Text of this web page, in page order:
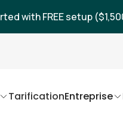
with FREE setup
TarificationEntreprise